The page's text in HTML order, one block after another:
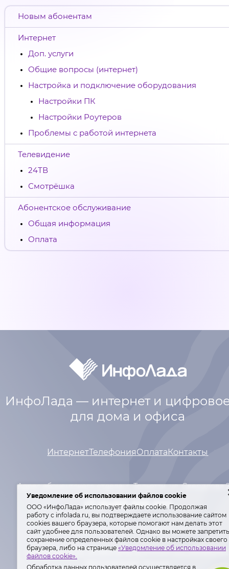
Новым абонентам
Интернет
Доп. услуги
Общие вопросы (интернет)
Настройка и подключение оборудования
Настройки ПК
Настройки Роутеров
Проблемы с работой интернета
Телевидение
24ТВ
Смотрёшка
Абонентское обслуживание
Общая информация
Оплата
ИнфоЛада — интернет и
для дома и офиса
ИнтернетТелефонияОплатаКонтакты
Адрес абонентского отдела: г. Тольятти,ул. Свердлова
+7 (8482) 600-600
Лиц. Мин. связи РФ №№ 146977, 155342.
Политика ООО «ИнфоЛада» в отношении обработки
Уведомление об использовании файлов cookie
ООО «ИнфоЛада» использует файлы cookie. Продолжая
работу с infolada.ru, вы подтверждаете использование сайтом
сооkiеѕ вашего браузера, которые помогают нам делать этот
сайт удобнее для пользователей. Однако вы можете запретить
сохранение определенных файлов cookie в настройках своего
браузера, либо на странице «Уведомление об использовании
файлов cookie».
Обработка данных пользователей осуществляется в